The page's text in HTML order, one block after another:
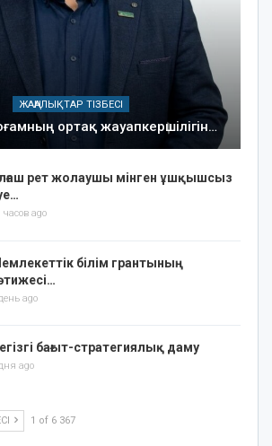
ЖАҢАЛЫҚТАР ТІЗБЕСІ
ортақ жауапкершілігін…
рет жолаушы мінген ұшқышсыз
часов ago
білім грантының
ago
бағыт-стратегиялық даму
ago
1 of 6 367